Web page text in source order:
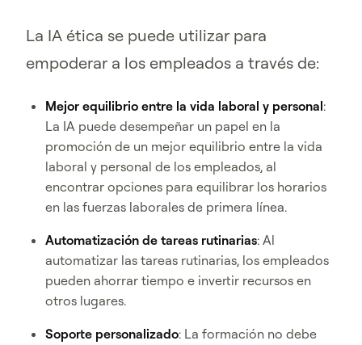
La IA ética se puede utilizar para
empoderar a los empleados a través de:
Mejor equilibrio entre la vida laboral y personal:
La IA puede desempeñar un papel en la
promoción de un mejor equilibrio entre la vida
laboral y personal de los empleados, al
encontrar opciones para equilibrar los horarios
en las fuerzas laborales de primera línea.
Automatización de tareas rutinarias: Al
automatizar las tareas rutinarias, los empleados
pueden ahorrar tiempo e invertir recursos en
otros lugares.
Soporte personalizado: La formación no debe